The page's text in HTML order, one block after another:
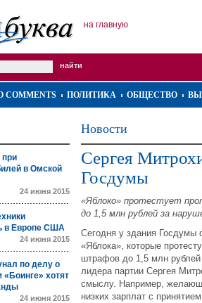
на главную
COMMENTS ПОЛИТИКА ОБЩЕСТВО
при
в Омской
24 июня 2015
в Европе США
24 июня 2015
по делу о
хотят
24 июня 2015
Новости
Сергея
Госдумы
«Яблоко» протестует
до 1,5 млн рублей за
Сегодня у здания Госдумы
«Яблока», которые
штрафов до 1,5 млн
лидера партии Сергея
смыслу. Например,
низких зарплат с